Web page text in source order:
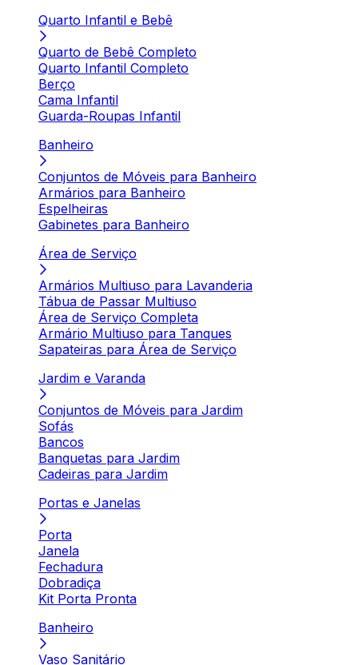
Quarto Infantil e Bebê
Quarto de Bebê Completo
Quarto Infantil Completo
Berço
Cama Infantil
Guarda-Roupas Infantil
Banheiro
Conjuntos de Móveis para Banheiro
Armários para Banheiro
Espelheiras
Gabinetes para Banheiro
Área de Serviço
Armários Multiuso para Lavanderia
Tábua de Passar Multiuso
Área de Serviço Completa
Armário Multiuso para Tanques
Sapateiras para Área de Serviço
Jardim e Varanda
Conjuntos de Móveis para Jardim
Sofás
Bancos
Banquetas para Jardim
Cadeiras para Jardim
Portas e Janelas
Porta
Janela
Fechadura
Dobradiça
Kit Porta Pronta
Banheiro
Vaso Sanitário